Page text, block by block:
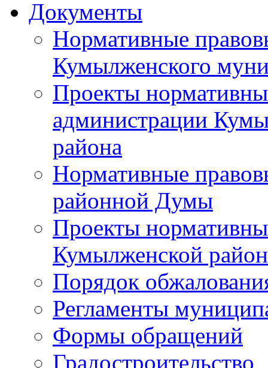
Документы
Нормативные
Кумылженского
Проекты
администрации
района
Нормативные
районной Думы
Проекты
Кумылженской
Порядок
Регламенты
Формы обращений
Градостроительство